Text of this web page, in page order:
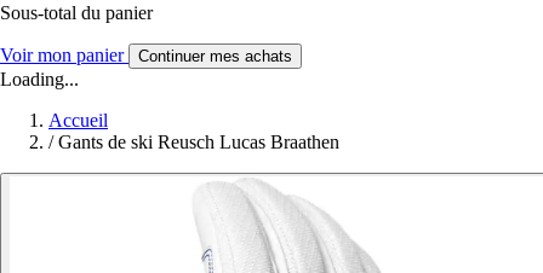
Sous-total du panier
Voir mon panier Continuer mes achats
Loading...
Accueil
/ Gants de ski Reusch Lucas Braathen